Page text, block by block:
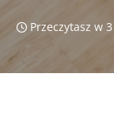
Przeczytasz w